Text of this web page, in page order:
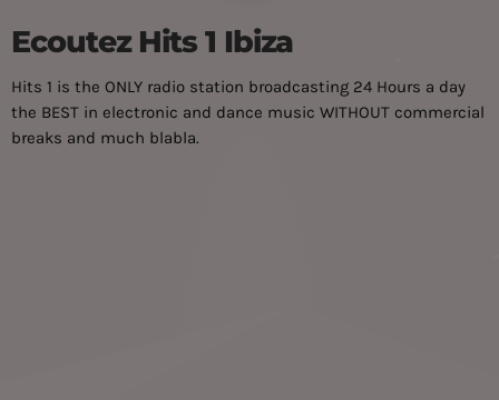
Ecoutez Hits 1 Ibiza
Hits 1 is the ONLY radio station broadcasting 24 Hours a day
the BEST in electronic and dance music WITHOUT commercial
breaks and much blabla.